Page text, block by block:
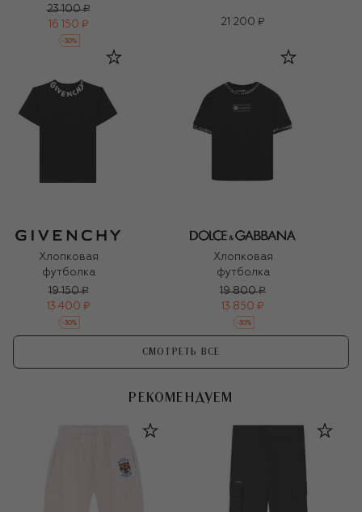
23 100 ₽
16 150 ₽
-30%
21 200 ₽
Хлопковая
футболка
19 150 ₽
13 400 ₽
-30%
Хлопковая
футболка
19 800 ₽
13 850 ₽
-30%
СМОТРЕТЬ ВСЕ
РЕКОМЕНДУЕМ